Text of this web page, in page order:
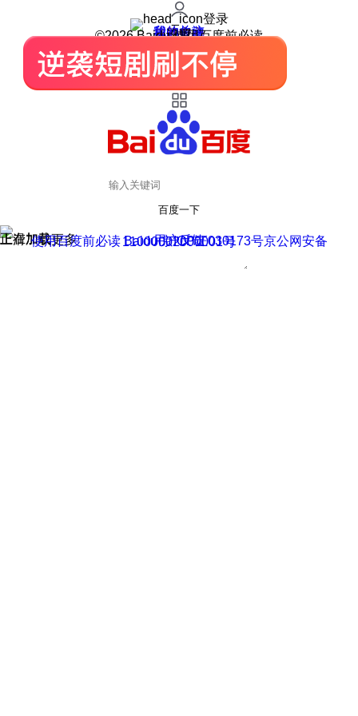
登录
我的关注
我的收藏
皮肤中心
用户反馈
设置
©2026 Baidu 使用百度前必读
百度一下
正在加载
上滑加载更多 用户反馈
使用百度前必读 Baidu 京ICP证030173号
京公网安备11000002000001号